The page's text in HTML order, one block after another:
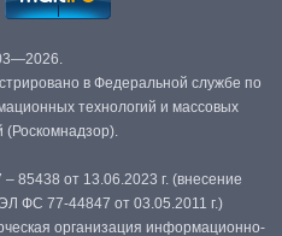
в Федеральной службе по
технологий и массовых
(Роскомнадзор).
85438 от 13.06.2023 г. (внесение
ФС 77-44847 от 03.05.2011 г.)
организация информационно-